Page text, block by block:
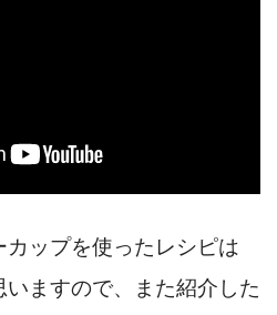
ップを使ったレシピは
ますので、また紹介した